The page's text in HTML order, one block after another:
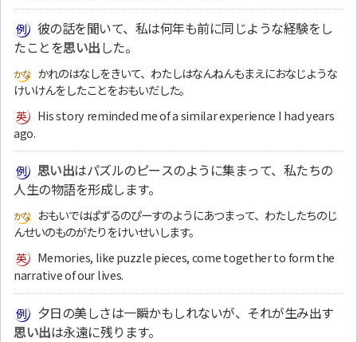
彼の話を聞いて、私は何年も前に同じような経験をし
たことを思い出した。
かれのはなしをきいて、わたしはなんねんもまえにおなじような
けいけんをしたことをおもいだした。
His story reminded me of a similar experience I had years
ago.
思い出はパズルのピースのように集まって、私たちの
人生の物語を形成します。
おもいではぱずるのぴーすのようにあつまって、わたしたちのじ
んせいのものがたりをけいせいします。
Memories, like puzzle pieces, come together to form the
narrative of our lives.
夕日の美しさは一瞬かもしれないが、それが生み出す
思い出は永遠に残ります。